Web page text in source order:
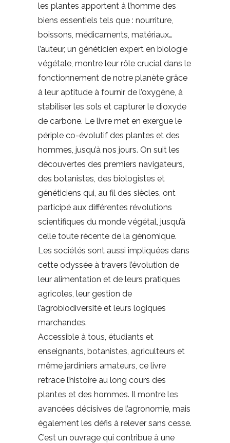
les plantes apportent à l’homme des
biens essentiels tels que : nourriture,
boissons, médicaments, matériaux…
l’auteur, un généticien expert en biologie
végétale, montre leur rôle crucial dans le
fonctionnement de notre planète grâce
à leur aptitude à fournir de l’oxygène, à
stabiliser les sols et capturer le dioxyde
de carbone. Le livre met en exergue le
périple co-évolutif des plantes et des
hommes, jusqu’à nos jours. On suit les
découvertes des premiers navigateurs,
des botanistes, des biologistes et
généticiens qui, au fil des siècles, ont
participé aux différentes révolutions
scientifiques du monde végétal, jusqu’à
celle toute récente de la génomique.
Les sociétés sont aussi impliquées dans
cette odyssée à travers l’évolution de
leur alimentation et de leurs pratiques
agricoles, leur gestion de
l’agrobiodiversité et leurs logiques
marchandes.
Accessible à tous, étudiants et
enseignants, botanistes, agriculteurs et
même jardiniers amateurs, ce livre
retrace l’histoire au long cours des
plantes et des hommes. Il montre les
avancées décisives de l’agronomie, mais
également les défis à relever sans cesse.
C’est un ouvrage qui contribue à une